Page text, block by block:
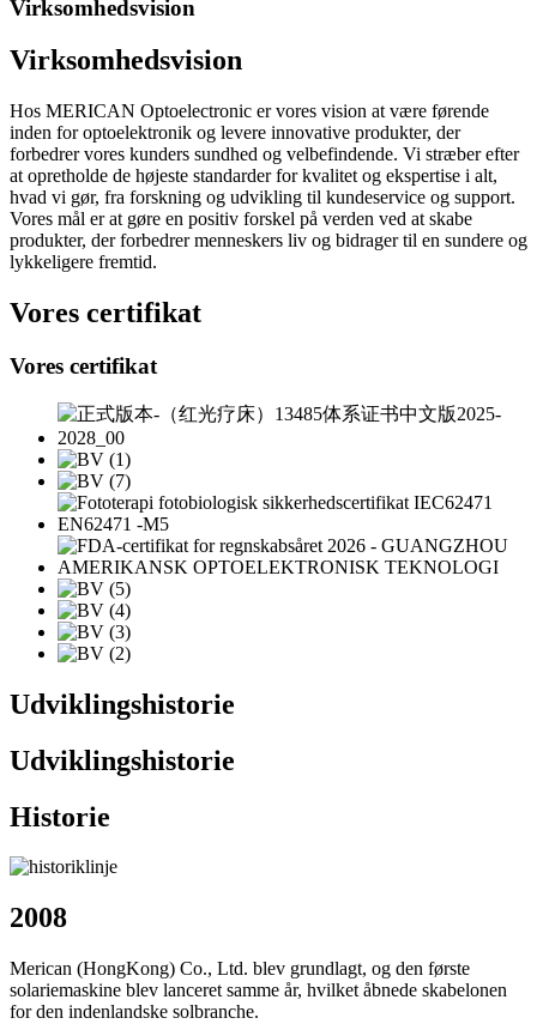
Virksomhedsvision
Virksomhedsvision
Hos MERICAN Optoelectronic er vores vision at være førende
inden for optoelektronik og levere innovative produkter, der
forbedrer vores kunders sundhed og velbefindende. Vi stræber efter
at opretholde de højeste standarder for kvalitet og ekspertise i alt,
hvad vi gør, fra forskning og udvikling til kundeservice og support.
Vores mål er at gøre en positiv forskel på verden ved at skabe
produkter, der forbedrer menneskers liv og bidrager til en sundere og
lykkeligere fremtid.
Vores certifikat
Vores certifikat
Udviklingshistorie
Udviklingshistorie
Historie
2008
Merican (HongKong) Co., Ltd. blev grundlagt, og den første
solariemaskine blev lanceret samme år, hvilket åbnede skabelonen
for den indenlandske solbranche.